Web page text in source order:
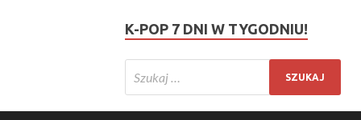
K-POP 7 DNI W TYGODNIU!